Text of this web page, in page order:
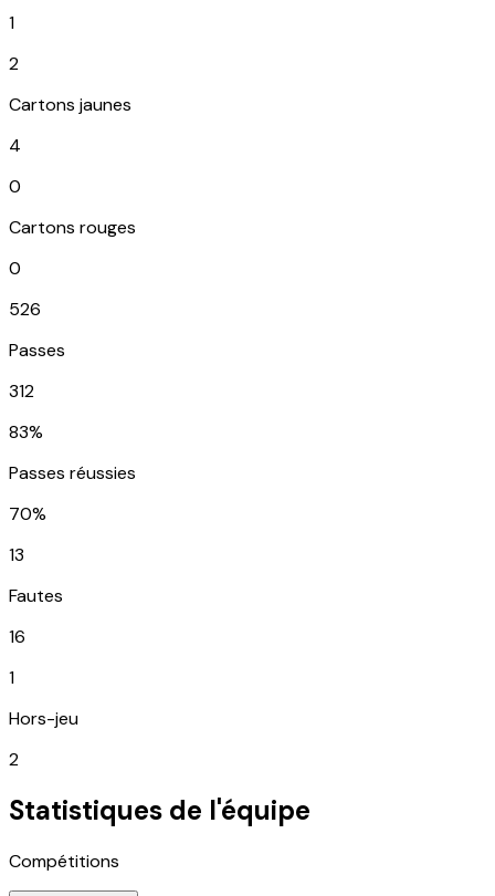
1
2
Cartons jaunes
4
0
Cartons rouges
0
526
Passes
312
83%
Passes réussies
70%
13
Fautes
16
1
Hors-jeu
2
Statistiques de l'équipe
Compétitions